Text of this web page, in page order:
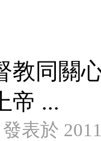
教同關
帝 ...
表於